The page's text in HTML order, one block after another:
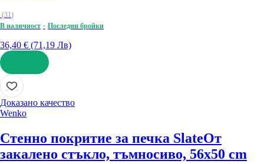
(31)
В наличност
Последни бройки
36,40 € (71,19 Лв)
ДОБАВИ
Доказано качество
Wenko
Стенно покритие за печка SlateОт
закалено стъкло, тъмносиво, 56x50 cm